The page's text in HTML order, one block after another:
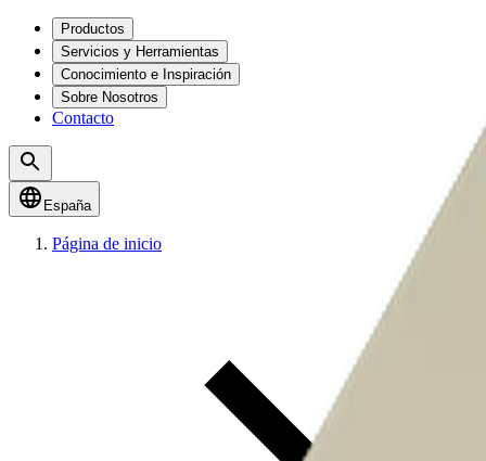
Productos
Servicios y Herramientas
Conocimiento e Inspiración
Sobre Nosotros
Contacto
España
Página de inicio